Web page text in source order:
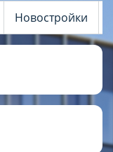
Новостройки